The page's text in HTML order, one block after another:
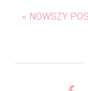
« NOWSZY